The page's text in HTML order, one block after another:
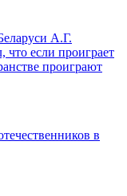
А.Г.
если проиграет
проиграют
в